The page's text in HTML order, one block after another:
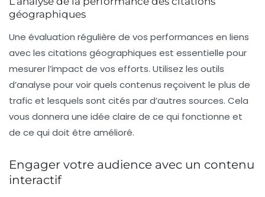
géographiques
Une évaluation régulière de vos performances en liens
avec les citations géographiques est essentielle pour
mesurer l’impact de vos efforts. Utilisez les outils
d’analyse pour voir quels contenus reçoivent le plus de
trafic et lesquels sont cités par d’autres sources. Cela
vous donnera une idée claire de ce qui fonctionne et
de ce qui doit être amélioré.
Engager votre audience avec un contenu
interactif